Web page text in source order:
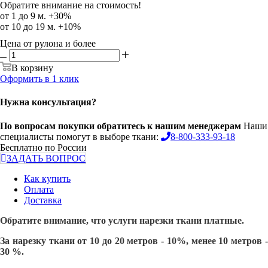
Обратите внимание на стоимость!
от 1 до 9 м. +30%
от 10 до 19 м. +10%
Цена от рулона и более
В корзину
Оформить в 1 клик
Нужна консультация?
По вопросам покупки обратитесь к нашим менеджерам Наши
специалисты помогут в выборе ткани:
8-800-333-93-18
Бесплатно по России
ЗАДАТЬ ВОПРОС
Как купить
Оплата
Доставка
Обратите внимание, что услуги нарезки ткани платные.
За нарезку ткани от 10 до 20 метров - 10%, менее 10 метров -
30 %.